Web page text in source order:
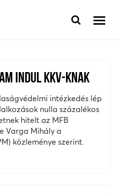
INDUL KKV-KNAK
intézkedés lép
nulla százalékos
hitelt az MFB
Varga Mihály a
közleménye szerint.